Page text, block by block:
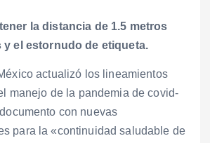
la distancia de 1.5 metros
y el estornudo de etiqueta.
actualizó los lineamientos
manejo de la pandemia de covid-
con nuevas
para la «continuidad saludable de